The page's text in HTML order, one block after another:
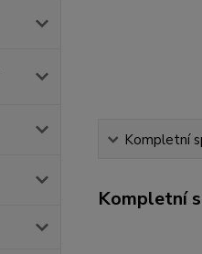
Kompletní
Kompletní